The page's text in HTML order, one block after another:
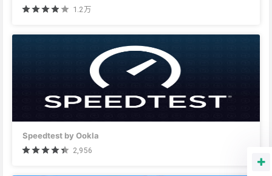
1.2万
Speedtest by Ookla
2,956